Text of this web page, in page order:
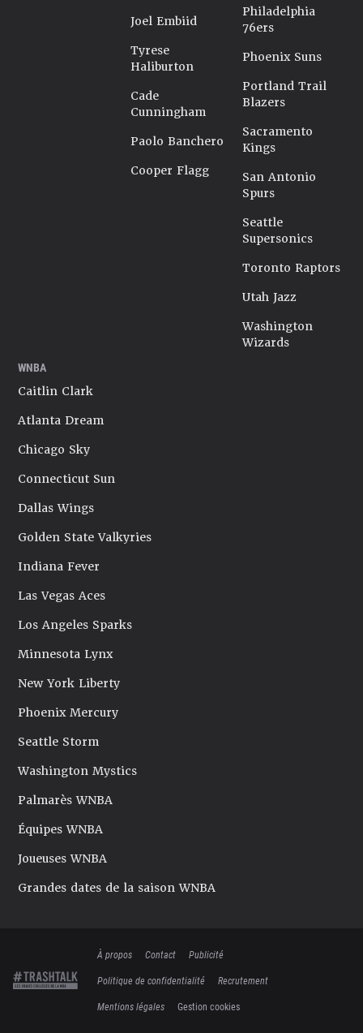
Joel Embiid
Tyrese
Haliburton
Cade
Cunningham
Paolo Banchero
Cooper Flagg
Philadelphia
76ers
Phoenix Suns
Portland Trail
Blazers
Sacramento
Kings
San Antonio
Spurs
Seattle
Supersonics
Toronto Raptors
Utah Jazz
Washington
Wizards
WNBA
Caitlin Clark
Atlanta Dream
Chicago Sky
Connecticut Sun
Dallas Wings
Golden State Valkyries
Indiana Fever
Las Vegas Aces
Los Angeles Sparks
Minnesota Lynx
New York Liberty
Phoenix Mercury
Seattle Storm
Washington Mystics
Palmarès WNBA
Équipes WNBA
Joueuses WNBA
Grandes dates de la saison WNBA
À propos Contact
Publicité
Politique de confidentialité
Recrutement
Mentions légales
Gestion cookies